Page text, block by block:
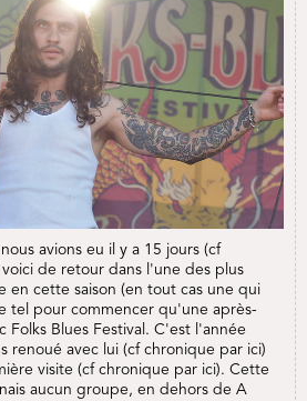
avions eu il y a 15 jours (cf
de retour dans l'une des plus
en cette saison (en tout cas une qui
tel pour commencer qu'une après-
Folks Blues Festival. C'est l'année
renoué avec lui (cf chronique par ici)
visite (cf chronique par ici). Cette
aucun groupe, en dehors de A